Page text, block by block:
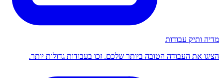
מדיה ותיק עבודות
הציגו את העבודה הטובה ביותר שלכם. זכו בעבודות גדולות יותר.